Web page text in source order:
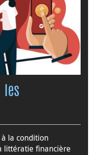
les
la condition
littératie financière